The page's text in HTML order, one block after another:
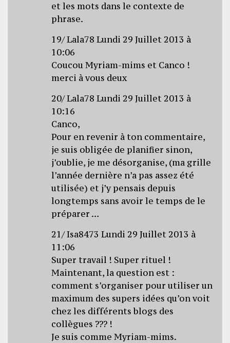
et les mots dans le contexte de
phrase.
19/ Lala78 Lundi 29 Juillet 2013 à
10:06
Coucou Myriam-mims et Canco !
merci à vous deux
20/ Lala78 Lundi 29 Juillet 2013 à
10:16
Canco,
Pour en revenir à ton commentaire,
je suis obligée de planifier sinon,
j’oublie, je me désorganise, (ma grille
l’année dernière n’a pas assez été
utilisée) et j’y pensais depuis
longtemps sans avoir le temps de le
préparer …
21/ Isa8473 Lundi 29 Juillet 2013 à
11:06
Super travail ! Super rituel !
Maintenant, la question est :
comment s’organiser pour utiliser un
maximum des supers idées qu’on voit
chez les différents blogs des
collègues ??? !
Je suis comme Myriam-mims.